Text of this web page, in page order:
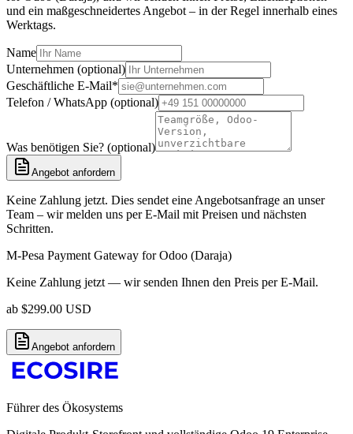
und ein maßgeschneidertes Angebot – in der Regel innerhalb eines
Werktags.
Name
Unternehmen (optional)
Geschäftliche E-Mail*
Telefon / WhatsApp (optional)
Was benötigen Sie? (optional)
Angebot anfordern
Keine Zahlung jetzt. Dies sendet eine Angebotsanfrage an unser
Team – wir melden uns per E-Mail mit Preisen und nächsten
Schritten.
M-Pesa Payment Gateway for Odoo (Daraja)
Keine Zahlung jetzt — wir senden Ihnen den Preis per E-Mail.
ab $299.00 USD
Angebot anfordern
Führer des Ökosystems